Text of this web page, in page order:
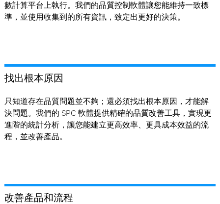
數計算平台上執行。我們的品質控制軟體讓您能維持一致標
準，並使用收集到的所有資訊，致定出更好的決策。
找出根本原因
只知道存在品質問題並不夠；還必須找出根本原因，才能解
決問題。我們的 SPC 軟體提供精確的品質改善工具，實現更
進階的統計分析，讓您能建立更高效率、更具成本效益的流
程，並改善產品。
改善產品和流程